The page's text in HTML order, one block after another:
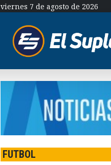
viernes 7 de agosto de 2026
FUTBOL